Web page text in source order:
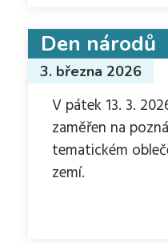
Den národů
3. března 2026
V pátek 13. 3.
zaměřen na
tematickém
zemí.